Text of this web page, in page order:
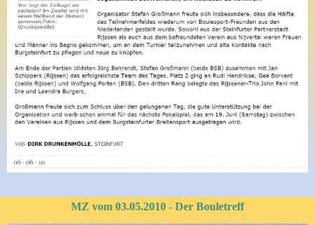
MZ vom 03.05.2010 - Der Bouletreff